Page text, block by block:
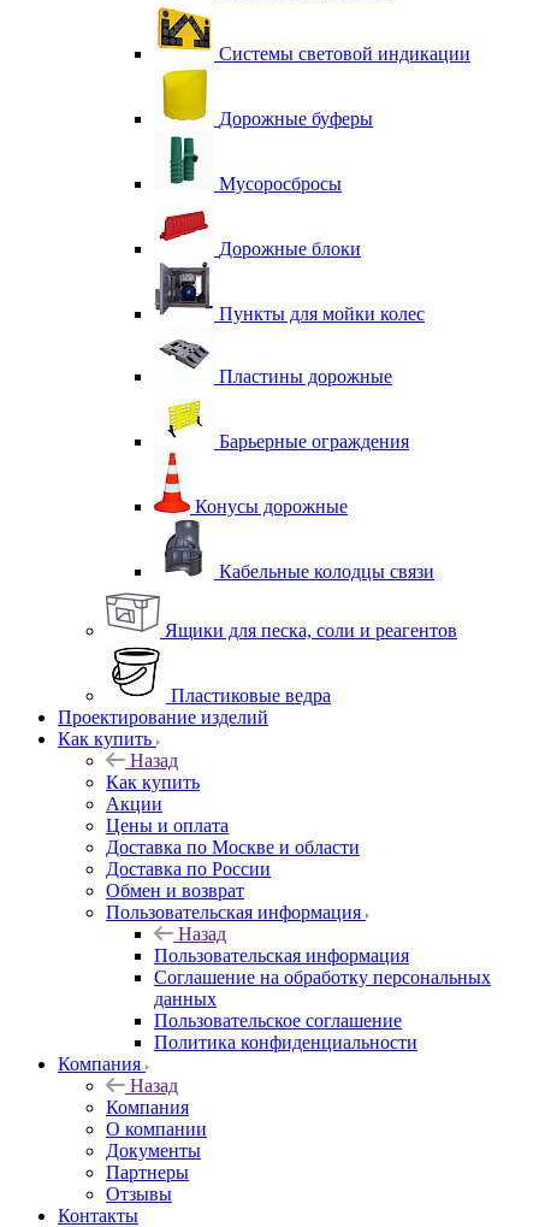
Системы световой индикации
Дорожные буферы
Мусоросбросы
Дорожные блоки
Пункты для мойки колес
Пластины дорожные
Барьерные ограждения
Конусы дорожные
Кабельные колодцы связи
Ящики для песка, соли и реагентов
Пластиковые ведра
Проектирование изделий
Как купить
Назад
Как купить
Акции
Цены и оплата
Доставка по Москве и области
Доставка по России
Обмен и возврат
Пользовательская информация
Назад
Пользовательская информация
Соглашение на обработку персональных
данных
Пользовательское соглашение
Политика конфиденциальности
Компания
Назад
Компания
О компании
Документы
Партнеры
Отзывы
Контакты